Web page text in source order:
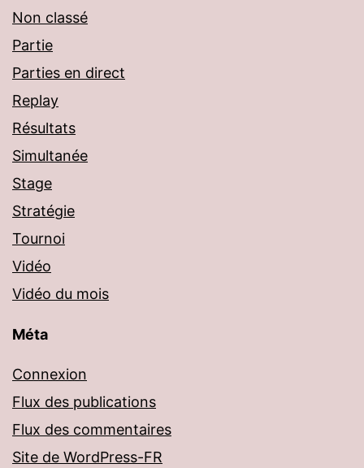
Non classé
Partie
Parties en direct
Replay
Résultats
Simultanée
Stage
Stratégie
Tournoi
Vidéo
Vidéo du mois
Méta
Connexion
Flux des publications
Flux des commentaires
Site de WordPress-FR